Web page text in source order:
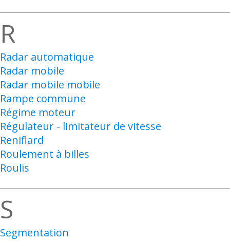
R
Radar automatique
Radar mobile
Radar mobile mobile
Rampe commune
Régime moteur
Régulateur - limitateur de vitesse
Reniflard
Roulement à billes
Roulis
S
Segmentation